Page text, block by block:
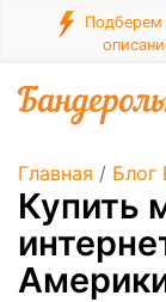
Подберем
Главная / Блог
Купить